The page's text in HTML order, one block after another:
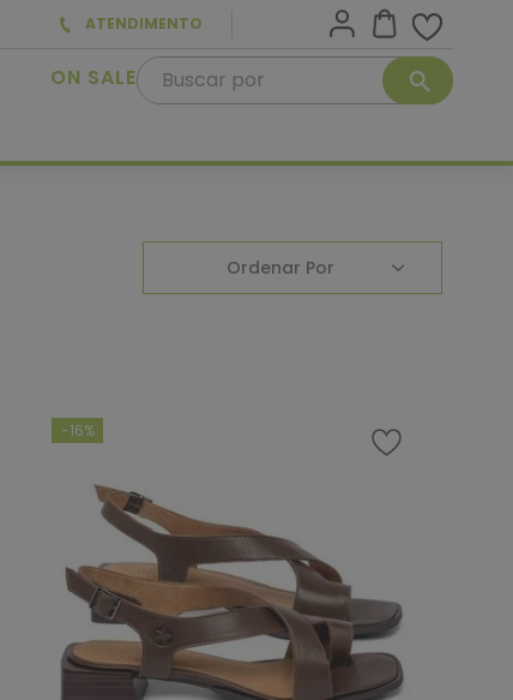
ATENDIMENTO
ON SALEBuscar por
Ordenar Por
-16%